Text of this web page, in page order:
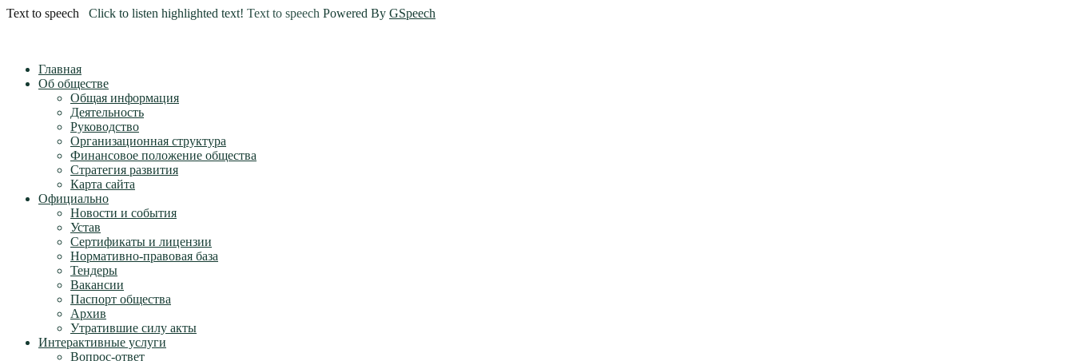
Text to speech Click to listen highlighted text! Text to speech Powered By GSpeech
Главная
Об обществе
Общая информация
Деятельность
Руководство
Организационная структура
Финансовое положение общества
Стратегия развития
Карта сайта
Официально
Новости и события
Устав
Сертификаты и лицензии
Нормативно-правовая база
Тендеры
Вакансии
Паспорт общества
Архив
Утратившие силу акты
Интерактивные услуги
Вопрос-ответ